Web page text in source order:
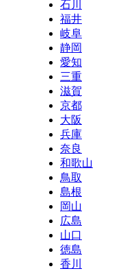
石川
福井
岐阜
静岡
愛知
三重
滋賀
京都
大阪
兵庫
奈良
和歌山
鳥取
島根
岡山
広島
山口
徳島
香川